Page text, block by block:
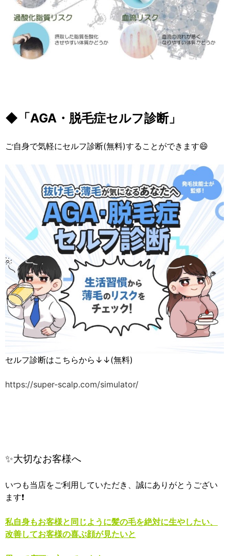
◆「AGA・脱毛症セルフ診断」
ご自身で気軽にセルフ診断(無料)することができます😄
セルフ診断はこちらから↓↓(無料)
https://super-scalp.com/simulator/
✨大切なお客様へ
いつも当店をご利用していただき、誠にありがとうござい
ます❗
私自身もお客様と同じように髪の毛を絶対に生やしたい、
改善してお客様の喜ぶ顔が見たいと